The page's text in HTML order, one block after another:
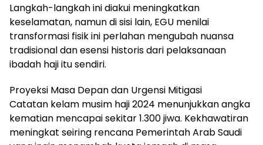
Langkah-langkah ini diakui meningkatkan
keselamatan, namun di sisi lain, EGU menilai
transformasi fisik ini perlahan mengubah nuansa
tradisional dan esensi historis dari pelaksanaan
ibadah haji itu sendiri.
Proyeksi Masa Depan dan Urgensi Mitigasi
Catatan kelam musim haji 2024 menunjukkan angka
kematian mencapai sekitar 1.300 jiwa. Kekhawatiran
meningkat seiring rencana Pemerintah Arab Saudi